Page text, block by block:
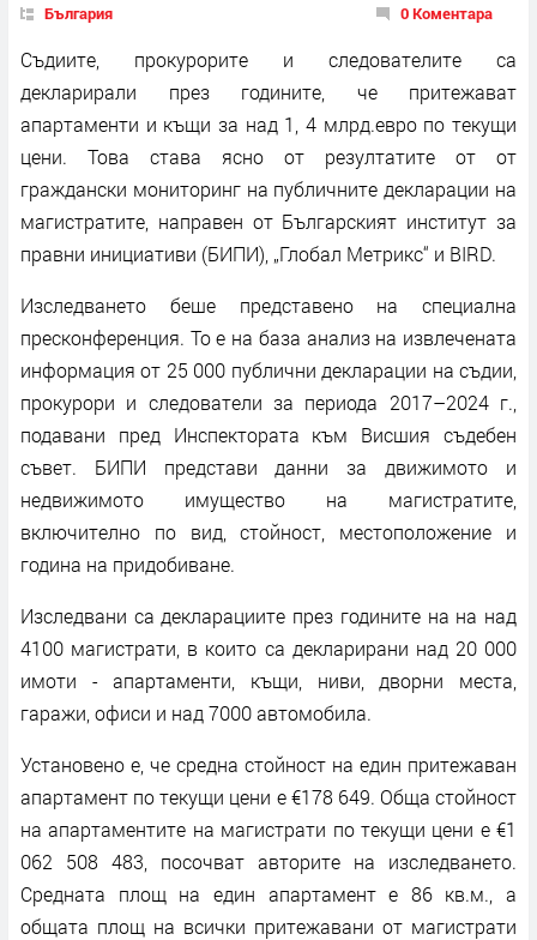
България 0 Коментара
Съдиите, прокурорите и следователите са
декларирали през годините, че притежават
апартаменти и къщи за над 1, 4 млрд.евро по текущи
цени. Това става ясно от резултатите от от
граждански мониторинг на публичните декларации на
магистратите, направен от Българският институт за
правни инициативи (БИПИ), „Глобал Метрикс“ и BIRD.
Изследването беше представено на специална
пресконференция. То е на база анализ на извлечената
информация от 25 000 публични декларации на съдии,
прокурори и следователи за периода 2017–2024 г.,
подавани пред Инспектората към Висшия съдебен
съвет. БИПИ представи данни за движимото и
недвижимото имущество на магистратите,
включително по вид, стойност, местоположение и
година на придобиване.
Изследвани са декларациите през годините на на над
4100 магистрати, в които са декларирани над 20 000
имоти - апартаменти, къщи, ниви, дворни места,
гаражи, офиси и над 7000 автомобила.
Установено е, че средна стойност на един притежаван
апартамент по текущи цени е €178 649. Обща стойност
на апартаментите на магистрати по текущи цени е €1
062 508 483, посочват авторите на изследването.
Средната площ на един апартамент е 86 кв.м., а
общата площ на всички притежавани от магистрати